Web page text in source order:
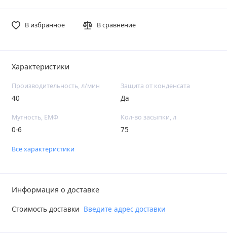
В избранное В сравнение
Характеристики
Производительность, л/мин
40
Защита от конденсата
Да
Мутность, ЕМФ
0-6
Кол-во засыпки, л
75
Все характеристики
Информация о доставке
Стоимость доставки Введите адрес доставки